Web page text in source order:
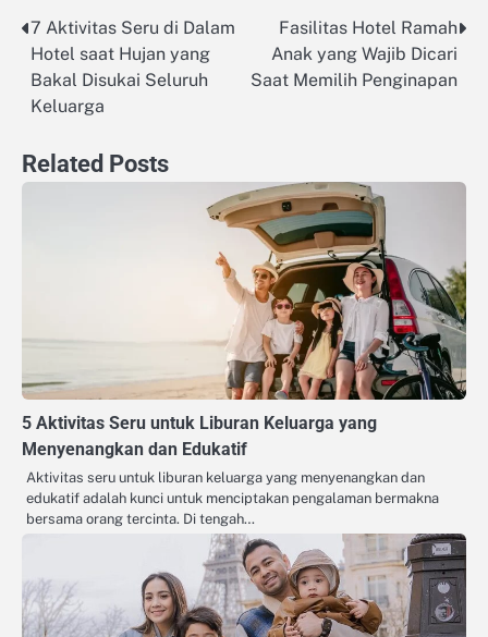
Navigasi
pos
7 Aktivitas Seru di Dalam
Hotel saat Hujan yang
Bakal Disukai Seluruh
Keluarga
Fasilitas Hotel Ramah
Anak yang Wajib Dicari
Saat Memilih Penginapan
Related Posts
5 Aktivitas Seru untuk Liburan Keluarga yang
Menyenangkan dan Edukatif
Aktivitas seru untuk liburan keluarga yang menyenangkan dan
edukatif adalah kunci untuk menciptakan pengalaman bermakna
bersama orang tercinta. Di tengah…